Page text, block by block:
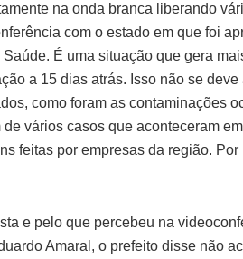
na onda branca liberando
com o estado em que foi
É uma situação que gera
a 15 dias atrás. Isso não se
como foram as contaminações
vários casos que aconteceram
feitas por empresas da região.
e pelo que percebeu na
Amaral, o prefeito disse não